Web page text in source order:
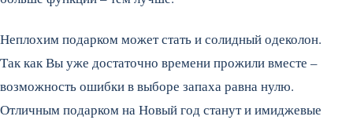
Неплохим подарком может стать и солидный одеколон.
Так как Вы уже достаточно времени прожили вместе –
возможность ошибки в выборе запаха равна нулю.
Отличным подарком на Новый год станут и имиджевые